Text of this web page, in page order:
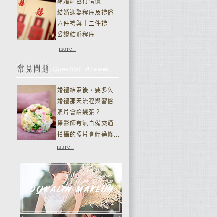
結婚紅包行情價
結婚迎娶程序及禮俗
六件禮與十二件禮
公證結婚程序
more..
婚禮結束後，要多久...
婚禮那天流程與習俗...
照片會給幾張？
攝影師有無自備交通...
拍攝的照片會經過修...
more..